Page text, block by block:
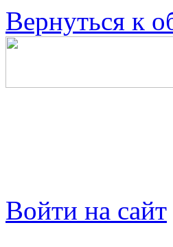
Вернуться к
Войти на сайт